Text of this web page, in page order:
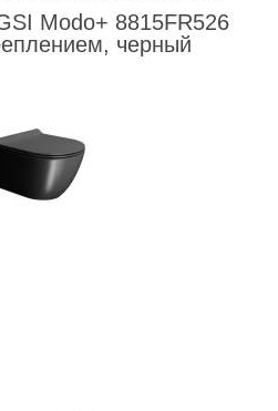
Modo+ 8815FR526
черный